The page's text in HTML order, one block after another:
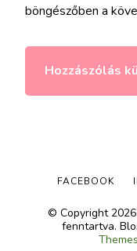
böngészőben a
© Copyright 2026
fenntartva.
Themes
FACEBOOK